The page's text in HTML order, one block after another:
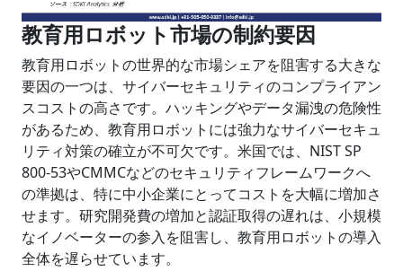
教育用ロボット市場の制約要因
教育用ロボットの世界的な市場シェアを阻害する大きな
要因の一つは、サイバーセキュリティのコンプライアン
スコストの高さです。ハッキングやデータ漏洩の危険性
があるため、教育用ロボットには強力なサイバーセキュ
リティ対策の確立が不可欠です。米国では、NIST SP
800-53やCMMCなどのセキュリティフレームワークへ
の準拠は、特に中小企業にとってコストを大幅に増加さ
せます。研究開発費の増加と認証取得の遅れは、小規模
なイノベーターの参入を阻害し、教育用ロボットの導入
全体を遅らせています。